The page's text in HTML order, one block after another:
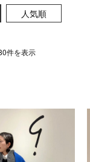
人気順
件を表示